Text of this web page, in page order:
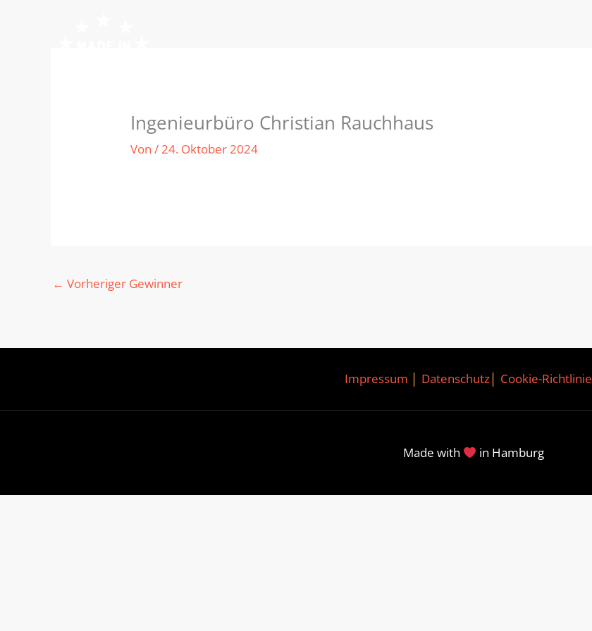
Ingenieurbüro Christian Rauchhaus
Von/24. Oktober 2024
← Vorheriger Gewinner
Impressum Datenschutz Cookie-Richtlinie
Made with in Hamburg